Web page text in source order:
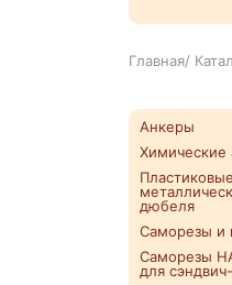
Главная/
Анкеры
Химические
дюбеля
Саморезы и
Саморезы
для